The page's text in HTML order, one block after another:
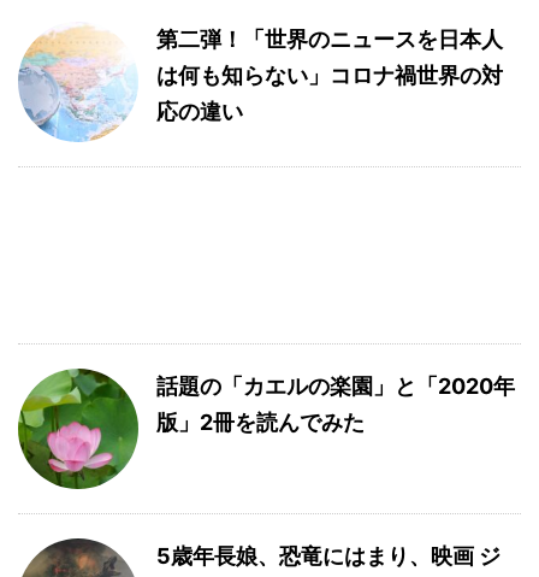
第二弾！「世界のニュースを日本人
は何も知らない」コロナ禍世界の対
応の違い
話題の「カエルの楽園」と「2020年
版」2冊を読んでみた
5歳年長娘、恐竜にはまり、映画 ジ